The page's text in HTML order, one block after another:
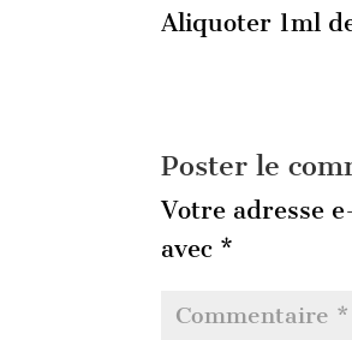
Aliquoter 1ml
Poster le
Votre adresse
avec *